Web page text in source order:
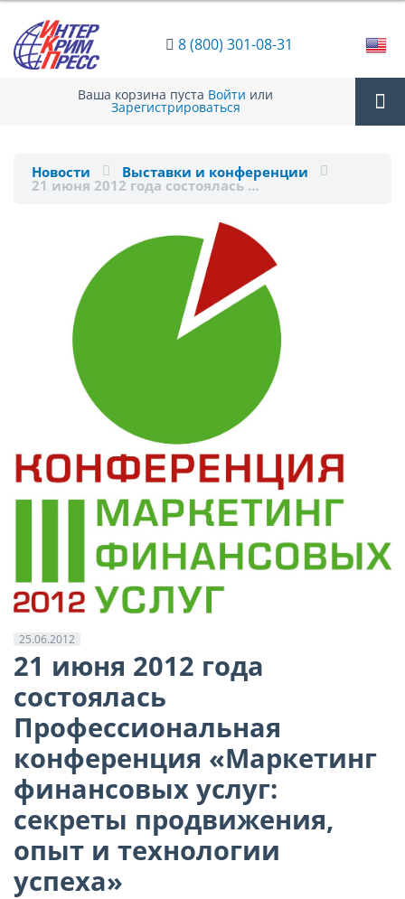
8 (800) 301-08-31
Ваша корзина пуста Войти или
Зарегистрироваться
Новости Выставки и конференции
21 июня 2012 года состоялась …
25.06.2012
21 июня 2012 года
состоялась
Профессиональная
конференция «Маркетинг
финансовых услуг:
секреты продвижения,
опыт и технологии
успеха»